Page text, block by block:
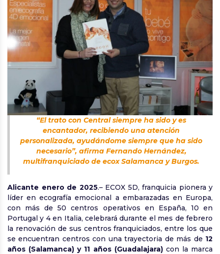
“El trato con Central siempre ha sido y es
encantador, recibiendo una atención
personalizada, ayudándome siempre que ha sido
necesario”, afirma Fernando Hernández,
multifranquiciado de ecox Salamanca y Burgos.
Alicante enero de 2025.– ECOX 5D, franquicia pionera y
líder en ecografía emocional a embarazadas en Europa,
con más de 50 centros operativos en España, 10 en
Portugal y 4 en Italia, celebrará durante el mes de febrero
la renovación de sus centros franquiciados, entre los que
se encuentran centros con una trayectoria de más de 12
años (Salamanca) y 11 años (Guadalajara)con la marca